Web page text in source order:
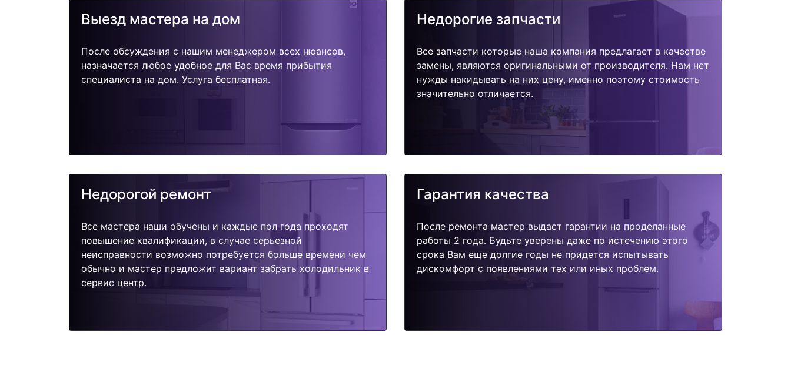
Выезд мастера на дом
После обсуждения с нашим менеджером всех нюансов,
назначается любое удобное для Вас время прибытия
специалиста на дом. Услуга бесплатная.
Недорогие запчасти
Все запчасти которые наша компания предлагает в качестве
замены, являются оригинальными от производителя. Нам нет
нужды накидывать на них цену, именно поэтому стоимость
значительно отличается.
Недорогой ремонт
Все мастера наши обучены и каждые пол года проходят
повышение квалификации, в случае серьезной
неисправности возможно потребуется больше времени чем
обычно и мастер предложит вариант забрать холодильник в
сервис центр.
Гарантия качества
После ремонта мастер выдаст гарантии на проделанные
работы 2 года. Будьте уверены даже по истечению этого
срока Вам еще долгие годы не придется испытывать
дискомфорт с появлениями тех или иных проблем.